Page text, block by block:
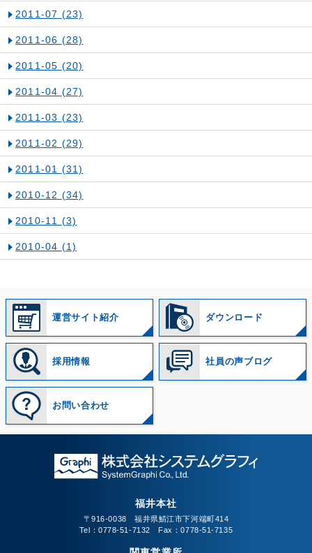
2011-07 (23)
2011-06 (28)
2011-05 (20)
2011-04 (27)
2011-03 (23)
2011-02 (29)
2011-01 (31)
2010-12 (34)
2010-11 (3)
2010-04 (1)
運営サイト紹介 ダウンロード
採用情報 社員の声ブログ
お問い合わせ
福井本社
〒916-0038 福井県鯖江市下河端町414
Tel：0778-51-7132 Fax：0778-51-7135